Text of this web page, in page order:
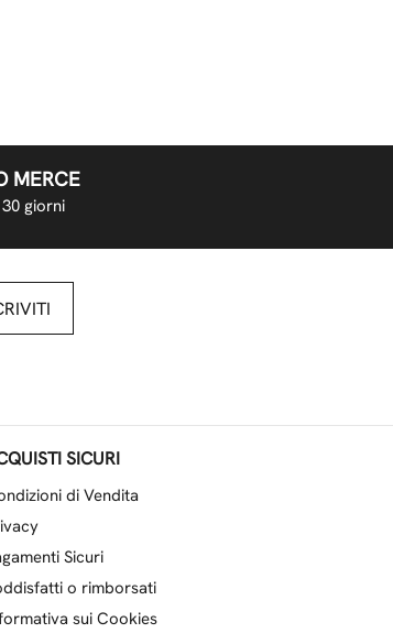
MERCE
giorni
SICURI
di Vendita
Sicuri
o rimborsati
sui Cookies